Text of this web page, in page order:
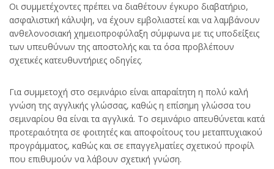
Οι συμμετέχοντες πρέπει να διαθέτουν έγκυρο διαβατήριο,
ασφαλιστική κάλυψη, να έχουν εμβολιαστεί και να λαμβάνουν
ανθελονοσιακή χημειοπροφύλαξη σύμφωνα με τις υποδείξεις
των υπευθύνων της αποστολής και τα όσα προβλέπουν
σχετικές κατευθυντήριες οδηγίες.
Για συμμετοχή στο σεμινάριο είναι απαραίτητη η πολύ καλή
γνώση της αγγλικής γλώσσας, καθώς η επίσημη γλώσσα του
σεμιναρίου θα είναι τα αγγλικά. Το σεμινάριο απευθύνεται κατά
προτεραιότητα σε φοιτητές και αποφοίτους του μεταπτυχιακού
προγράμματος, καθώς και σε επαγγελματίες σχετικού προφίλ
που επιθυμούν να λάβουν σχετική γνώση.